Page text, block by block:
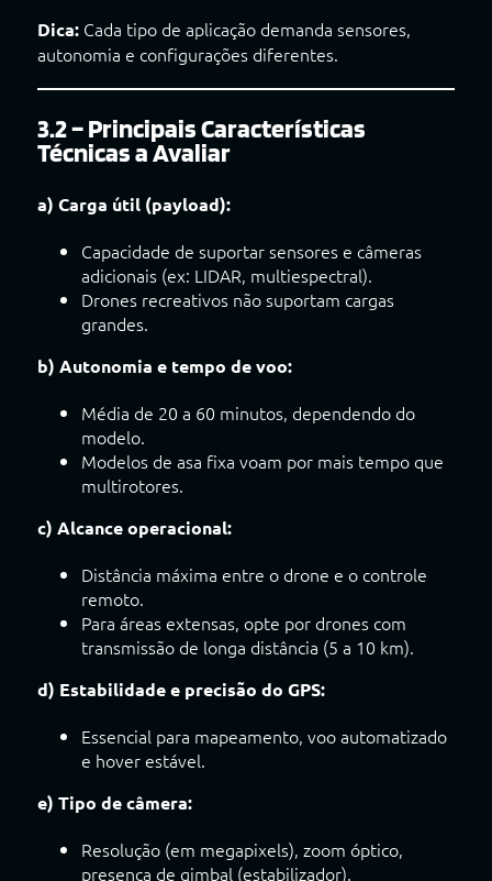
Dica:Cada tipo de aplicação demanda sensores,
autonomia e configurações diferentes.
3.2 – Principais Características
Técnicas a Avaliar
a) Carga útil (payload):
Capacidade de suportar sensores e câmeras
adicionais (ex: LIDAR, multiespectral).
Drones recreativos não suportam cargas
grandes.
b) Autonomia e tempo de voo:
Média de 20 a 60 minutos, dependendo do
modelo.
Modelos de asa fixa voam por mais tempo que
multirotores.
c) Alcance operacional:
Distância máxima entre o drone e o controle
remoto.
Para áreas extensas, opte por drones com
transmissão de longa distância (5 a 10 km).
d) Estabilidade e precisão do GPS:
Essencial para mapeamento, voo automatizado
e hover estável.
e) Tipo de câmera:
Resolução (em megapixels), zoom óptico,
presença de gimbal (estabilizador).